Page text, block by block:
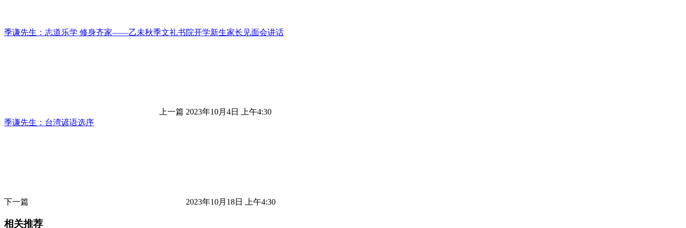
季谦先生：志道乐学 修身齐家——乙未秋季文礼书院开学新生家长见面会讲话
上一篇 2023年10月4日 上午4:30
季谦先生：台湾谚语选序
下一篇 2023年10月18日 上午4:30
相关推荐